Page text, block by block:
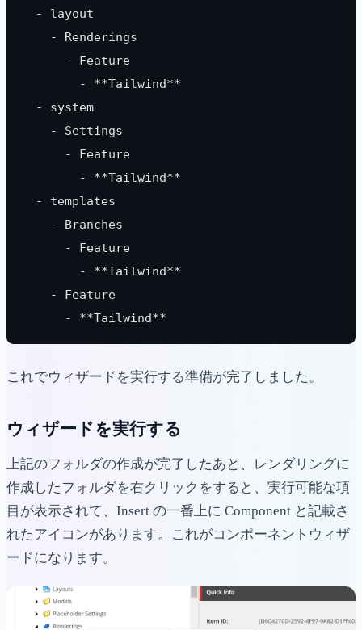
  - layout
    - Renderings
      - Feature
        - **Tailwind**
  - system
    - Settings
      - Feature
        - **Tailwind**
  - templates
    - Branches
      - Feature
        - **Tailwind**
    - Feature
      - **Tailwind**
これでウィザードを実行する準備が完了しました。
ウィザードを実行する
上記のフォルダの作成が完了したあと、レンダリングに
作成したフォルダを右クリックをすると、実行可能な項
目が表示されて、Insert の一番上に Component と記載さ
れたアイコンがあります。これがコンポーネントウィザ
ードになります。